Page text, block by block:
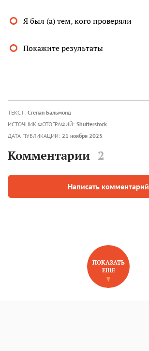
Я был (а) тем, кого проверяли
Покажите результаты
ТЕКСТ: Степан Бальмонд
ИСТОЧНИК ФОТОГРАФИЙ: Shutterstock
ДАТА ПУБЛИКАЦИИ: 21 ноября 2025
Комментарии 2
Написать комментарий
НОВОЕ НА САЙТЕ
ПОКАЗАТЬ
ЕЩЕ